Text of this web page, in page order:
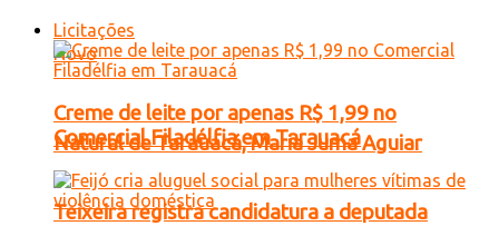
Natural de Tarauacá, Maria Juma Aguiar
Teixeira registra candidatura a deputada
Licitações
Creme de leite por apenas R$ 1,99 no
Comercial Filadélfia em Tarauacá